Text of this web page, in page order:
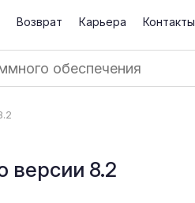
Возврат Карьера Контакты
версии 8.2